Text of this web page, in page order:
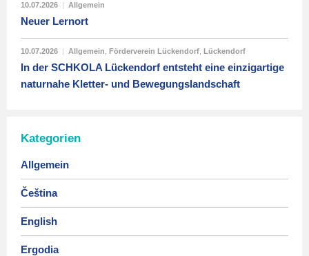
10.07.2026 | Allgemein
Neuer Lernort
10.07.2026 | Allgemein Förderverein Lückendorf Lückendorf
In der SCHKOLA Lückendorf entsteht eine einzigartige
naturnahe Kletter- und Bewegungslandschaft
Kategorien
Allgemein
Čeština
English
Ergodia